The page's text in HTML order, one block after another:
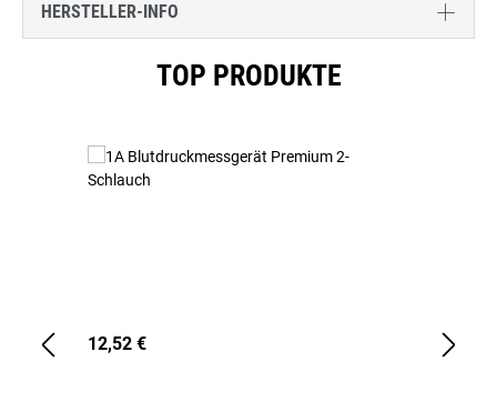
HERSTELLER-INFO
TOP PRODUKTE
12,52 €